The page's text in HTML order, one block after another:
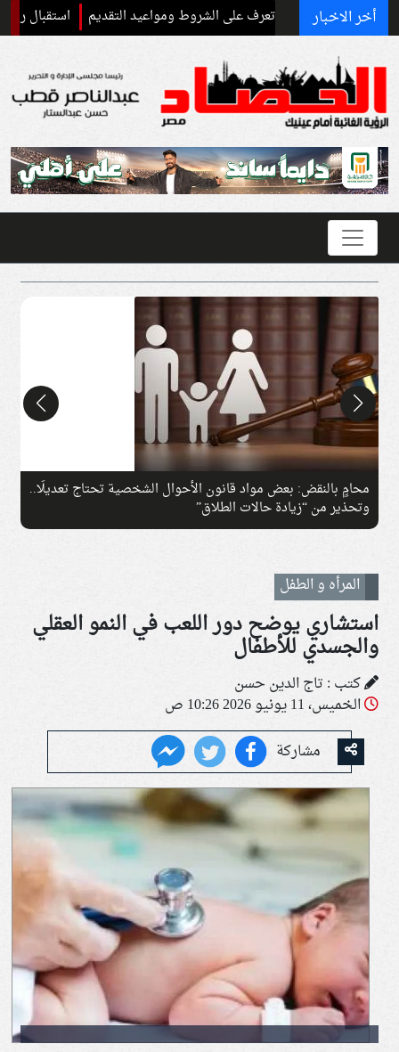
أخر الاخبار استقبال رسمي
محامٍ بالنقض: بعض مواد قانون الأحوال الشخصية تحتاج تعديلًا..
وتحذير من “زيادة حالات الطلاق”
المرأه و الطفل
استشاري يوضح دور اللعب في النمو العقلي
والجسدي للأطفال
كتب : تاج الدين حسن
الخميس، 11 يونيو 2026 10:26 ص
مشاركة